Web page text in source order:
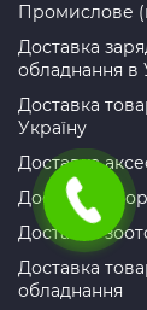
Промислове
Доставка
обладнання в
Доставка
Україну
Доставка
Доставка
Доставка
Доставка
обладнання